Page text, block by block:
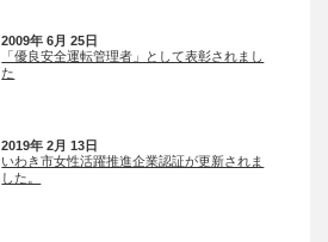
2009年 6月 25日
「優良安全運転管理者」として表彰されまし
た
2019年 2月 13日
いわき市女性活躍推進企業認証が更新されま
した。